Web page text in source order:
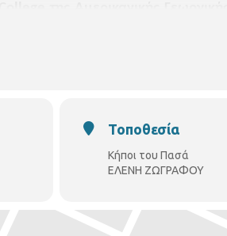
Τοποθεσία
Κήποι του Πασά
ΕΛΕΝΗ ΖΩΓΡΑΦΟΥ